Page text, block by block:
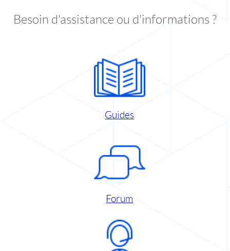
Besoin d'assistance ou d'informations ?
Guides
Forum